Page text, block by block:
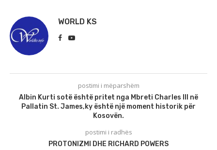
WORLD KS
postimi i mëparshëm
Albin Kurti sotë është pritet nga Mbreti Charles Ill në
Pallatin St. James,ky është një moment historik për
Kosovën.
postimi i radhës
PROTONIZMI DHE RICHARD POWERS